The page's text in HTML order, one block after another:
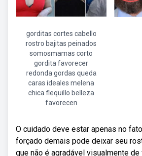
gorditas cortes cabello
rostro bajitas peinados
somosmamas corto
gordita favorecer
redonda gordas queda
caras ideales melena
chica flequillo belleza
favorecen
O cuidado deve estar apenas no
forçado demais pode deixar seu
que não é agradável visualmente